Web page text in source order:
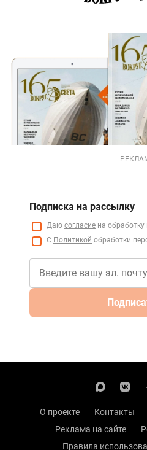
Подписка на рассылку
Даю согласие на
С Политикой обработки
О проекте Контакты
Реклама на сайте
Правила